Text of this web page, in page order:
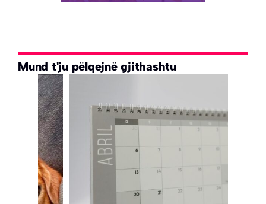
Mund t'ju pëlqejnë gjithashtu